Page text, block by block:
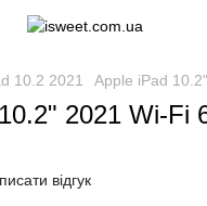
10.2 2021 Apple iPad
2021 Wi-Fi
відгук